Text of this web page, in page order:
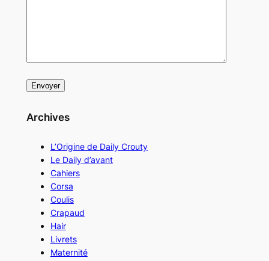
Archives
L’Origine de Daily Crouty
Le Daily d’avant
Cahiers
Corsa
Coulis
Crapaud
Hair
Livrets
Maternité